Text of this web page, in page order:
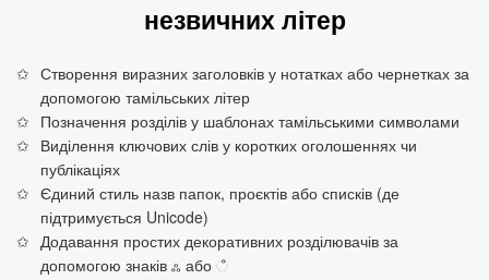
незвичних літер
Створення виразних заголовків у нотатках або чернетках за
допомогою тамільських літер
Позначення розділів у шаблонах тамільськими символами
Виділення ключових слів у коротких оголошеннях чи
публікаціях
Єдиний стиль назв папок, проєктів або списків (де
підтримується Unicode)
Додавання простих декоративних розділювачів за
допомогою знаків ஃ або ஂ